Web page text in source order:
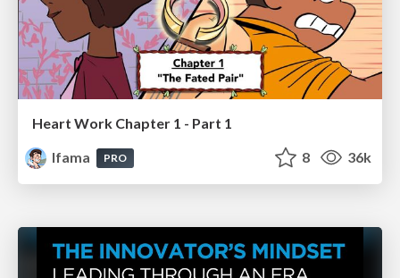
Heart Work Chapter 1 - Part 1
lfama
PRO 8 36k